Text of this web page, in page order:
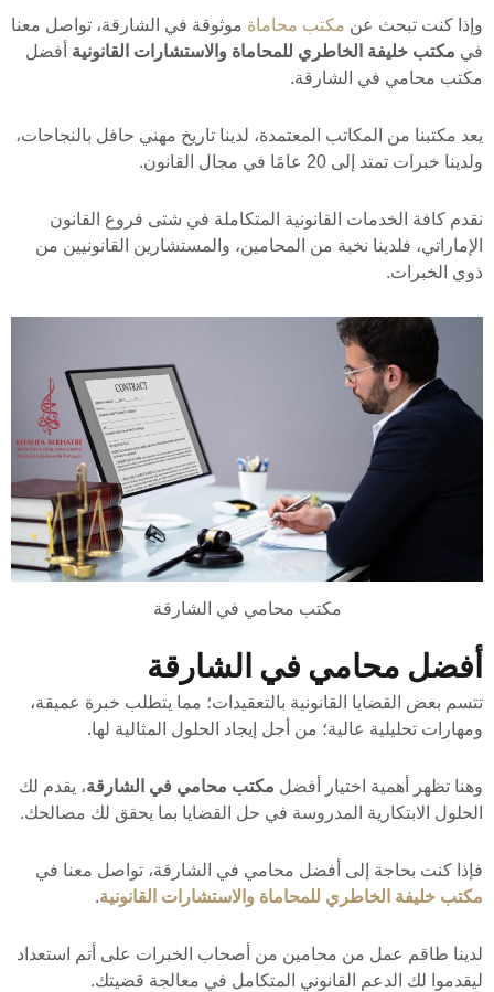
وإذا كنت تبحث عن مكتب محاماة موثوقة في الشارقة، تواصل معنا
في مكتب خليفة الخاطري للمحاماة والاستشارات القانونية أفضل
مكتب محامي في الشارقة.
يعد مكتبنا من المكاتب المعتمدة، لدينا تاريخ مهني حافل بالنجاحات،
ولدينا خبرات تمتد إلى 20 عامًا في مجال القانون.
نقدم كافة الخدمات القانونية المتكاملة في شتى فروع القانون
الإماراتي، فلدينا نخبة من المحامين، والمستشارين القانونيين من
ذوي الخبرات.
مكتب محامي في الشارقة
أفضل محامي في الشارقة
تتسم بعض القضايا القانونية بالتعقيدات؛ مما يتطلب خبرة عميقة،
ومهارات تحليلية عالية؛ من أجل إيجاد الحلول المثالية لها.
وهنا تظهر أهمية اختيار أفضل مكتب محامي في الشارقة، يقدم لك
الحلول الابتكارية المدروسة في حل القضايا بما يحقق لك مصالحك.
فإذا كنت بحاجة إلى أفضل محامي في الشارقة، تواصل معنا في
مكتب خليفة الخاطري للمحاماة والاستشارات القانونية.
لدينا طاقم عمل من محامين من أصحاب الخبرات على أتم استعداد
ليقدموا لك الدعم القانوني المتكامل في معالجة قضيتك.